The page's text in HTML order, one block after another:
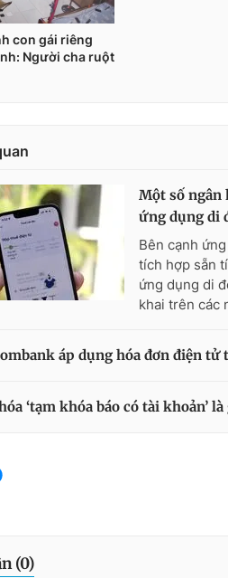
Một số ngân
ứng dụng di
Bên cạnh
tích hợp sẵn
ứng dụng di
khai trên các
áp dụng hóa đơn điện tử
‘tạm khóa báo có tài khoản’
(0)